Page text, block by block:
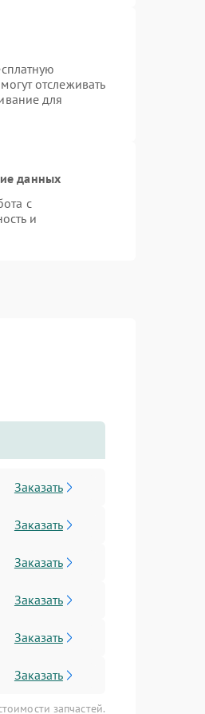
отслеживать
для
данных
с
и
Заказать
Заказать
Заказать
Заказать
Заказать
Заказать
запчастей.